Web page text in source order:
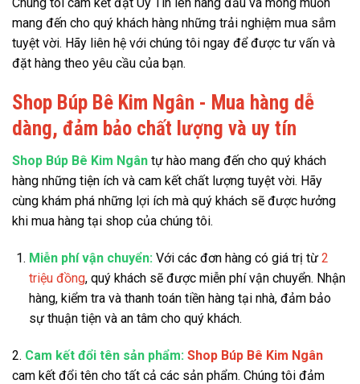
mang đến cho quý khách hàng những trải nghiệm mua sắm
tuyệt vời. Hãy liên hệ với chúng tôi ngay để được tư vấn và
đặt hàng theo yêu cầu của bạn.
Shop Búp Bê Kim Ngân - Mua hàng dễ
dàng, đảm bảo chất lượng và uy tín
Shop Búp Bê Kim Ngân tự hào mang đến cho quý khách
hàng những tiện ích và cam kết chất lượng tuyệt vời. Hãy
cùng khám phá những lợi ích mà quý khách sẽ được hưởng
khi mua hàng tại shop của chúng tôi.
Miễn phí vận chuyển: Với các đơn hàng có giá trị từ 2
triệu đồng, quý khách sẽ được miễn phí vận chuyển. Nhận
hàng, kiểm tra và thanh toán tiền hàng tại nhà, đảm bảo
sự thuận tiện và an tâm cho quý khách.
2. Cam kết đổi tên sản phẩm: Shop Búp Bê Kim Ngân
cam kết đổi tên cho tất cả các sản phẩm. Chúng tôi đảm